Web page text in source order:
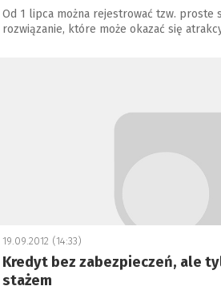
Od 1 lipca można rejestrować tzw. proste
rozwiązanie, które może okazać się
19.09.2012 (14:33)
Kredyt bez zabezpieczeń, ale
stażem